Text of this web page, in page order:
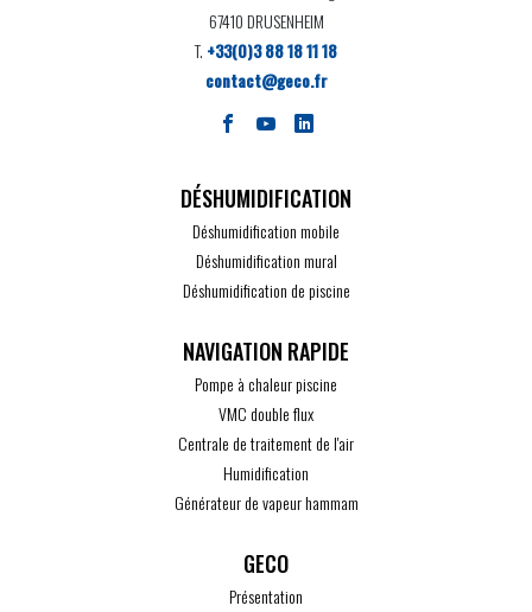
67410 DRUSENHEIM
T. +33(0)3 88 18 11 18
contact@geco.fr
DÉSHUMIDIFICATION
Déshumidification mobile
Déshumidification mural
Déshumidification de piscine
Pompe à chaleur piscine
VMC double flux
Centrale de traitement de l'air
Humidification
Générateur de vapeur hammam
GECO
Présentation